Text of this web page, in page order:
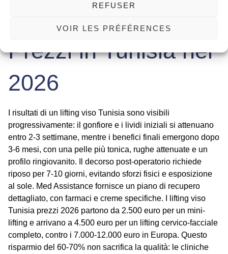
REFUSER
VOIR LES PRÉFÉRENCES
Post-Operatorio e
Prezzi in Tunisia nel
2026
I risultati di un lifting viso Tunisia sono visibili
progressivamente: il gonfiore e i lividi iniziali si attenuano
entro 2-3 settimane, mentre i benefici finali emergono dopo
3-6 mesi, con una pelle più tonica, rughe attenuate e un
profilo ringiovanito. Il decorso post-operatorio richiede
riposo per 7-10 giorni, evitando sforzi fisici e esposizione
al sole. Med Assistance fornisce un piano di recupero
dettagliato, con farmaci e creme specifiche. I
lifting viso
Tunisia prezzi 2026 partono da 2.500 euro per un mini-
lifting e arrivano a 4.500 euro per un lifting cervico-facciale
completo, contro i 7.000-12.000 euro in Europa. Questo
risparmio del 60-70% non sacrifica la qualità: le cliniche